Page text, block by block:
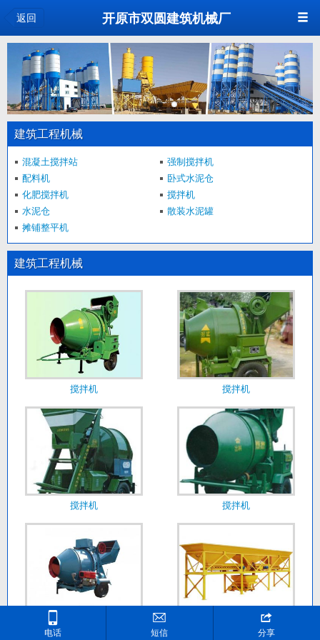
返回 开原市双圆建筑机械厂
建筑工程机械
混凝土搅拌站
强制搅拌机
配料机
卧式水泥仓
化肥搅拌机
搅拌机
水泥仓
散装水泥罐
摊铺整平机
建筑工程机械
搅拌机 搅拌机
搅拌机 搅拌机

电话

短信

分享